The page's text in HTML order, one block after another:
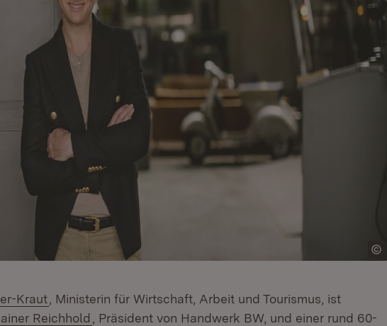
Kraut , Ministerin für Wirtschaft, Arbeit und Tourismus, ist
Reichhold (Öffnet in neuem Fenster)
, Präsident von Handwerk BW, und einer rund 60-